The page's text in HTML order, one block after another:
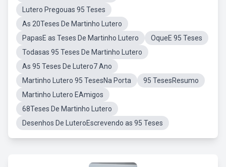
Lutero Pregouas 95 Teses
As 20Teses De Martinho Lutero
PapasE as Teses De Martinho Lutero
OqueE 95 Teses
Todasas 95 Teses De Martinho Lutero
As 95 Teses De Lutero7 Ano
Martinho Lutero 95 TesesNa Porta
95 TesesResumo
Martinho Lutero EAmigos
68Teses De Martinho Lutero
Desenhos De LuteroEscrevendo as 95 Teses